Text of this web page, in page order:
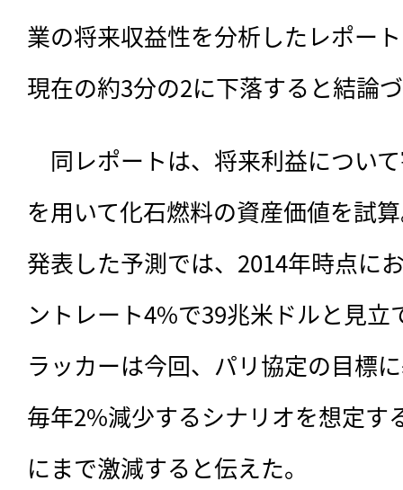
業の将来収益性を分析したレポー
現在の約3分の2に下落すると結論
同レポートは、 将来利益につい
を用いて化石燃料の資産価値を試
発表した予測では、2014年時点に
ントレート4%で39兆米ドルと見
ラッカーは今回、パリ協定の目標
毎年2%減少するシナリオを想定す
にまで激減すると伝えた。